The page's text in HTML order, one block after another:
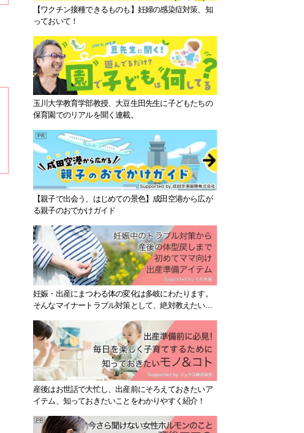
【ワクチン接種できるものも】妊婦の感染症対策、知
っておいて！
玉川大学教育学部教授、大豆生田先生に子どもたちの
保育園でのリアルを聞く連載。
【親子で出会う、はじめての景色】成田空港から広が
る親子のおでかけガイド
妊娠・出産にまつわる体の変化は多岐にわたります。
そんなマイナートラブル対策として、絶対教えたい！
産後はお世話で大忙し、出産前にそろえておきたいア
イテム、知っておきたいことをわかりやすく紹介！